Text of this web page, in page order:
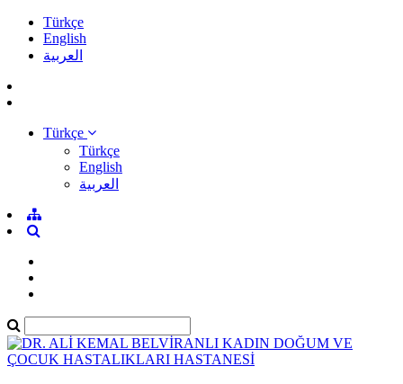
Türkçe
English
العربية
Türkçe
Türkçe
English
العربية